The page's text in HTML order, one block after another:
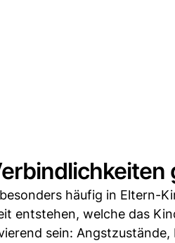
häufig in Eltern-
entstehen, welche das
sein: